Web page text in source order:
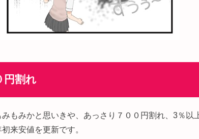
円割れ
もみかと思いきや、あっさり７００円割れ、3％以
来安値を更新です。